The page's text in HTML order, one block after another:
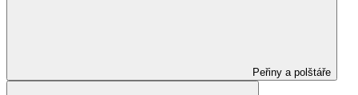
Peřiny a polštáře